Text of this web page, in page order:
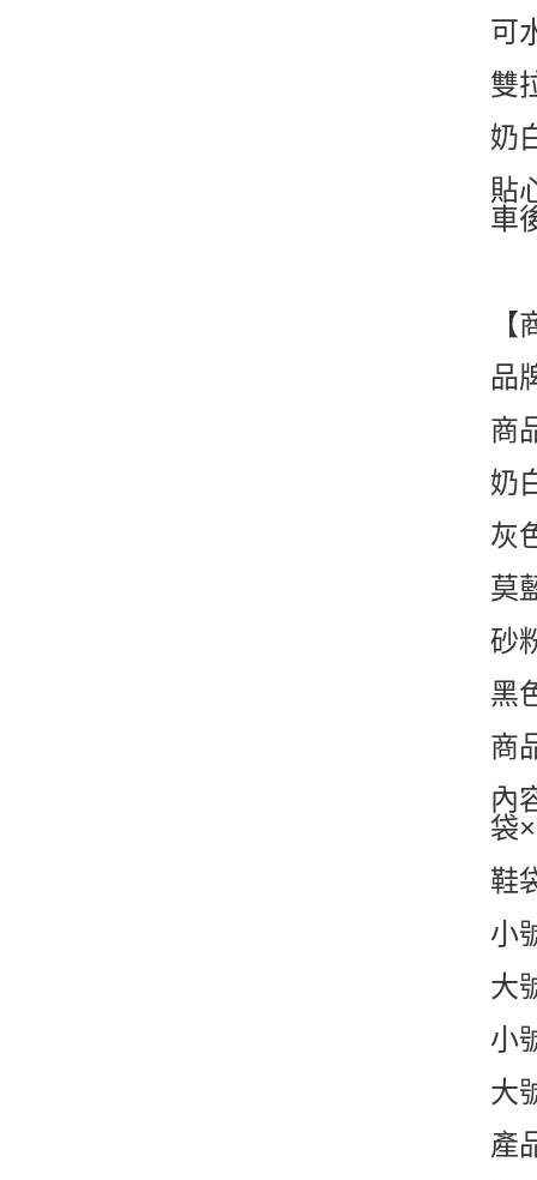
可
雙
奶
貼
車
品
商
奶
灰
莫
砂
黑
商
內
袋
鞋
小
大
小
大
產